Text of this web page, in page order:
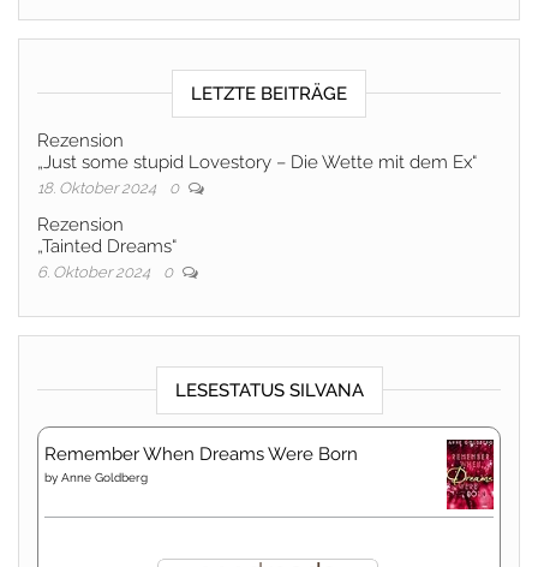
LETZTE BEITRÄGE
Rezension
„Just some stupid Lovestory – Die Wette mit dem Ex“
18. Oktober 2024 0
Rezension
„Tainted Dreams“
6. Oktober 2024 0
LESESTATUS SILVANA
Remember When Dreams Were Born
by Anne Goldberg